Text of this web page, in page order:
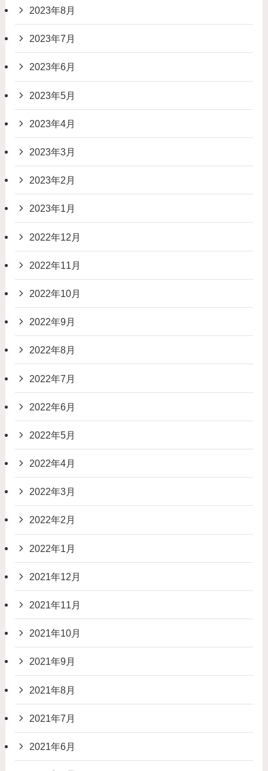
2023年8月
2023年7月
2023年6月
2023年5月
2023年4月
2023年3月
2023年2月
2023年1月
2022年12月
2022年11月
2022年10月
2022年9月
2022年8月
2022年7月
2022年6月
2022年5月
2022年4月
2022年3月
2022年2月
2022年1月
2021年12月
2021年11月
2021年10月
2021年9月
2021年8月
2021年7月
2021年6月